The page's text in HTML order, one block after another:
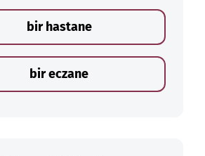
bir hastane
bir eczane